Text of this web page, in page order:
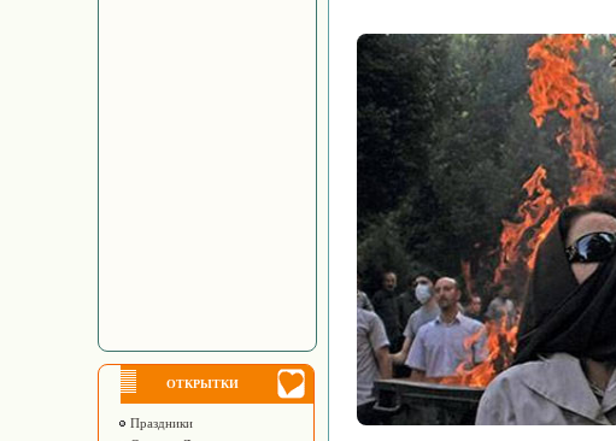
ОТКРЫТКИ
Праздники